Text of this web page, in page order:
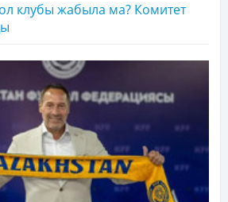
клубы жабыла ма? Комитет